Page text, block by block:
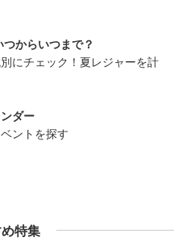
からいつまで？
にチェック！夏レジャーを計
ダー
ントを探す
特集